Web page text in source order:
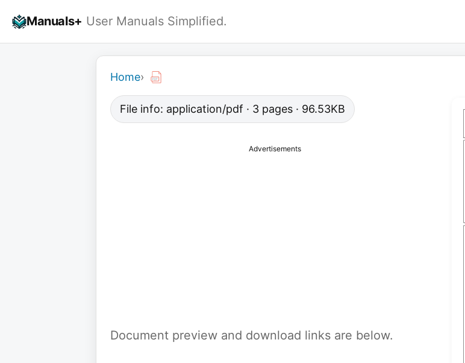
Manuals+ User Manuals Simplified.
Home›
File info: application/pdf · 3 pages · 96.53KB
Advertisements
Document preview and download links are below.